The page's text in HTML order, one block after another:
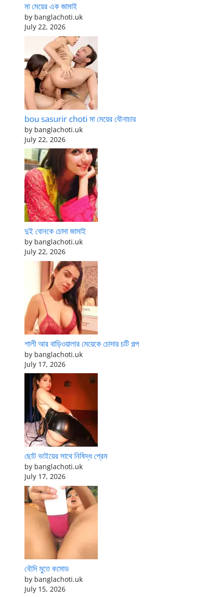
মা মেয়ের এক জামাই
by banglachoti.uk
July 22, 2026
bou sasurir choti মা মেয়ের যৌনাচার
by banglachoti.uk
July 22, 2026
দুই বোনকে চোদা জামাই
by banglachoti.uk
July 22, 2026
শালী আর বাড়িওয়ালার মেয়েকে চোদার চটি গল্প
by banglachoti.uk
July 17, 2026
ছোট ভাইয়ের সাথে নিষিদ্ধ প্রেম
by banglachoti.uk
July 17, 2026
বৌদি মুতে কমোড
by banglachoti.uk
July 15, 2026